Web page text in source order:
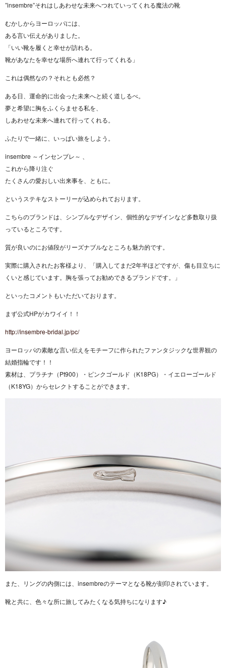
”insembre”それはしあわせな未来へつれていってくれる魔法の靴
むかしからヨーロッパには、
ある言い伝えがありました。
「いい靴を履くと幸せが訪れる。
靴があなたを幸せな場所へ連れて行ってくれる」
これは偶然なの？それとも必然？
ある日、運命的に出会った未来へと続く道しるべ。
夢と希望に胸をふくらませる私を、
しあわせな未来へ連れて行ってくれる。
ふたりで一緒に、いっぱい旅をしよう。
insembre ～インセンブレ～ 、
これから降り注ぐ
たくさんの愛おしい出来事を、ともに。
というステキなストーリーが込められております。
こちらのブランドは、シンプルなデザイン、個性的なデザインなど多数取り扱
っているところです。
質が良いのにお値段がリーズナブルなところも魅力的です。
実際に購入されたお客様より、「購入してまだ2年半ほどですが、傷も目立ちに
くいと感じています。胸を張ってお勧めできるブランドです。」
といったコメントもいただいております。
まず公式HPがカワイイ！！
http://insembre-bridal.jp/pc/
ヨーロッパの素敵な言い伝えをモチーフに作られたファンタジックな世界観の
結婚指輪です！！
素材は、プラチナ（Pt900）・ピンクゴールド（K18PG）・イエローゴールド
（K18YG）からセレクトすることができます。
また、リングの内側には、insembreのテーマとなる靴が刻印されています。
靴と共に、色々な所に旅してみたくなる気持ちになります♪